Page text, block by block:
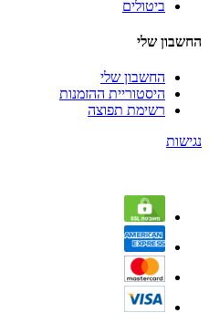
ביטולים
החשבון שלי
החשבון שלי
היסטוריית ההזמנות
רשימת תפוצה
נגישות